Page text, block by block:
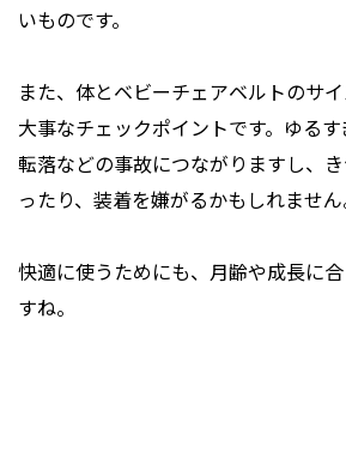
いものです。
また、体とベビーチェアベルトのサ
大事なチェックポイントです。ゆる
転落などの事故につながりますし、
ったり、装着を嫌がるかもしれません
快適に使うためにも、月齢や成長に
すね。